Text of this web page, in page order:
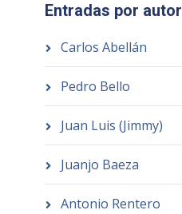
Entradas por autor
Carlos Abellán
Pedro Bello
Juan Luis (Jimmy)
Juanjo Baeza
Antonio Rentero